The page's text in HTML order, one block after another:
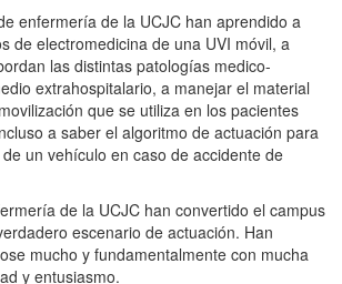
enfermería de la UCJC han aprendido a
de electromedicina de una UVI móvil, a
las distintas patologías medico-
extrahospitalario, a manejar el material
que se utiliza en los pacientes
a saber el algoritmo de actuación para
un vehículo en caso de accidente de
de la UCJC han convertido el campus
escenario de actuación. Han
mucho y fundamentalmente con mucha
y entusiasmo.